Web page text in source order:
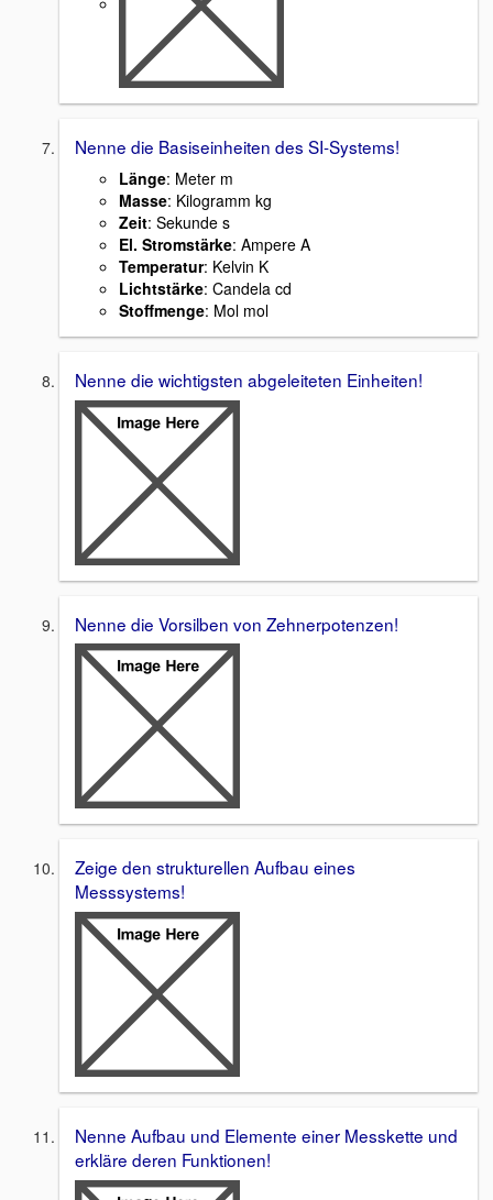
Nenne die Basiseinheiten des SI-Systems!
Länge: Meter m
Masse: Kilogramm kg
Zeit: Sekunde s
El. Stromstärke: Ampere A
Temperatur: Kelvin K
Lichtstärke: Candela cd
Stoffmenge: Mol mol
Nenne die wichtigsten abgeleiteten Einheiten!
Nenne die Vorsilben von Zehnerpotenzen!
Zeige den strukturellen Aufbau eines
Messsystems!
Nenne Aufbau und Elemente einer Messkette und
erkläre deren Funktionen!